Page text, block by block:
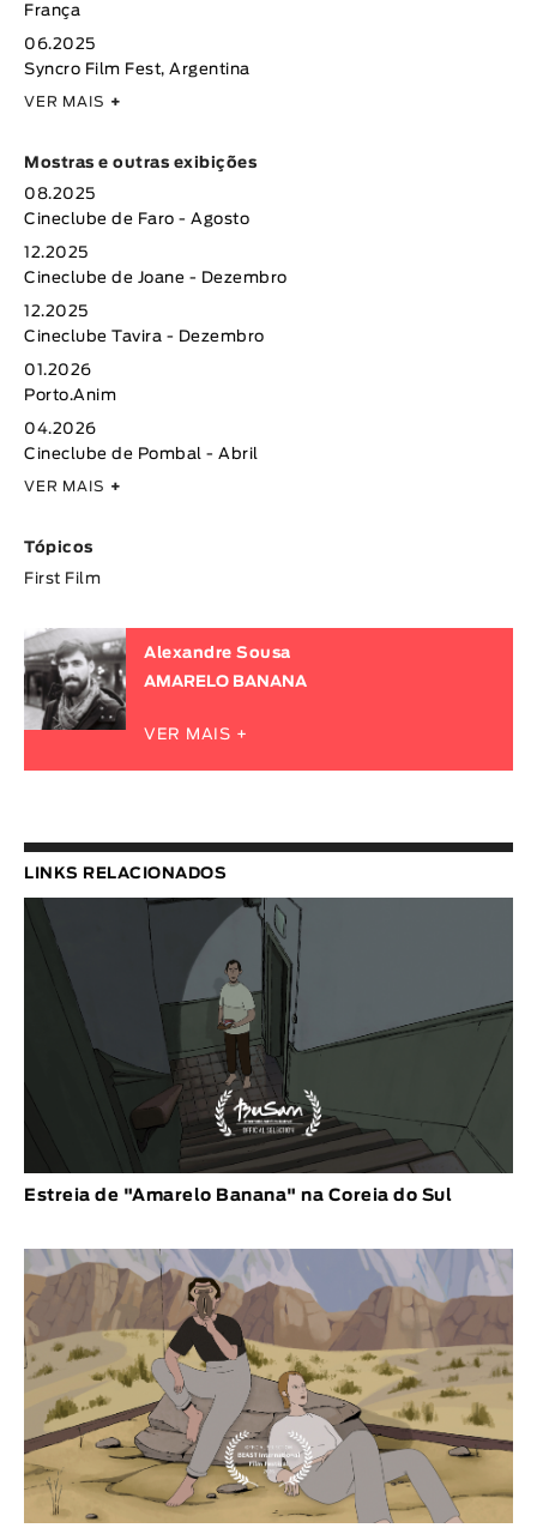
França
06.2025
Syncro Film Fest, Argentina
VER MAIS +
Mostras e outras exibições
08.2025
Cineclube de Faro - Agosto
12.2025
Cineclube de Joane - Dezembro
12.2025
Cineclube Tavira - Dezembro
01.2026
Porto.Anim
04.2026
Cineclube de Pombal - Abril
VER MAIS +
Tópicos
First Film
Alexandre Sousa
AMARELO BANANA
VER MAIS +
LINKS RELACIONADOS
Estreia de "Amarelo Banana" na Coreia do Sul